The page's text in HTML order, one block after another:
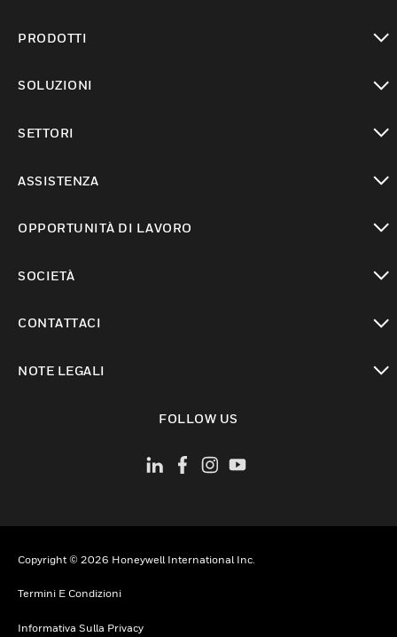
PRODOTTI
SOLUZIONI
SETTORI
ASSISTENZA
OPPORTUNITÀ DI LAVORO
SOCIETÀ
CONTATTACI
NOTE LEGALI
FOLLOW US
Copyright © 2026 Honeywell International Inc.
Termini E Condizioni
Informativa Sulla Privacy